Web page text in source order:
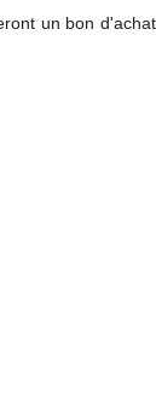
un bon